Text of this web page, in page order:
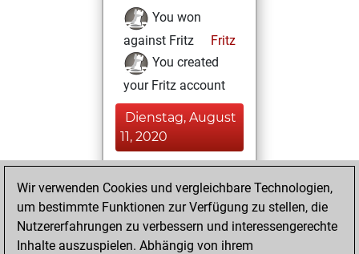
You won
against Fritz
Fritz
You created
your Fritz account
Dienstag, August
11, 2020
You played 18
slow games
Play
You scored +10
=0 -8 in slow games
Wir verwenden Cookies und vergleichbare Technologien,
um bestimmte Funktionen zur Verfügung zu stellen, die
Nutzererfahrungen zu verbessern und interessengerechte
Inhalte auszuspielen. Abhängig von ihrem